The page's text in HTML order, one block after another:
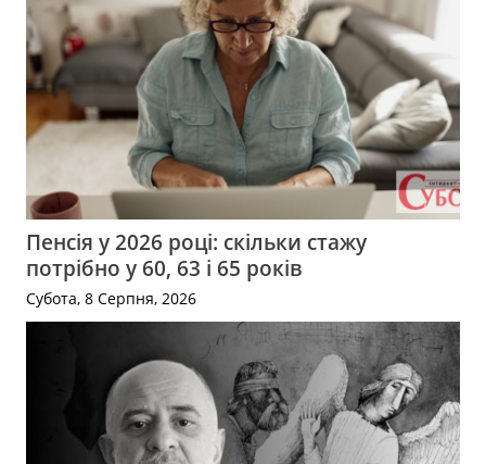
Пенсія у 2026 році: скільки стажу
потрібно у 60, 63 і 65 років
Субота, 8 Серпня, 2026